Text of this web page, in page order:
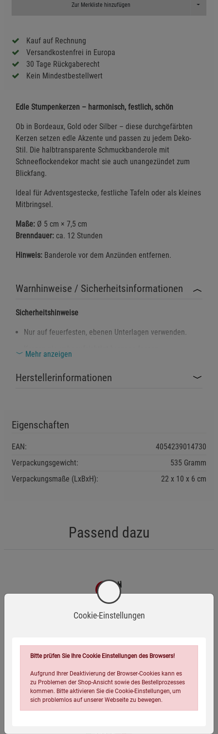
Zur Merkliste hinzufügen Toggle
Kauf auf Rechnung
Versandkostenfrei in Europa
30 Tage Rückgaberecht
Kein Mindestbestellwert
Edle Stumpenkerzen – harmonisch, festlich, schön
Ob in Bordeaux, Gold oder Silber – diese durchgefärbten
Kerzen setzen edle Akzente und passen zu jedem Deko-
Stil. Die halbtransparente Schmuckbanderole mit
Schneeflockendekor macht sie auch unangezündet zum
Blickfang.
Ideal für Adventsgestecke, festliche Tafeln oder als kleines
Mitbringsel.
Maße: Ø 5 cm × 7,5 cm
Brenndauer: ca. 12 Stunden
Hinweis: Banderole vor dem Anzünden entfernen.
Warnhinweise / Sicherheitsinformationen
Sicherheitshinweise
Nur auf feuerfesten, ebenen Unterlagen verwenden.
Brandgefahr!
Banderole vor dem Anzünden vollständig entfernen.
Von Kindern und Haustieren fernhalten.
Mehr anzeigen
Herstellerinformationen
Eigenschaften
EAN:
4054239014730
Verpackungsgewicht:
535 Gramm
Verpackungsmaße (LxBxH):
22 10 6 cm
Passend dazu
-23%
Flexibles Lichtbogenfeuerzeug
Cookie-Einstellungen
Bitte prüfen Sie Ihre Cookie Einstellungen des Browsers!
Aufgrund Ihrer Deaktivierung der Browser-Cookies kann es
zu Problemen der Shop-Ansicht sowie des Bestellprozesses
kommen. Bitte aktivieren Sie die Cookie-Einstellungen, um
sich problemlos auf unserer Webseite zu bewegen.